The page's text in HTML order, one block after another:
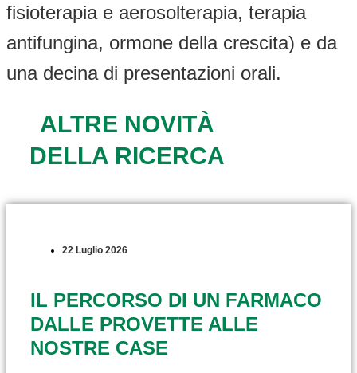
fisioterapia e aerosolterapia, terapia
antifungina, ormone della crescita) e da
una decina di presentazioni orali.
ALTRE NOVITÀ
DELLA RICERCA
22 Luglio 2026
IL PERCORSO DI UN FARMACO
DALLE PROVETTE ALLE
NOSTRE CASE